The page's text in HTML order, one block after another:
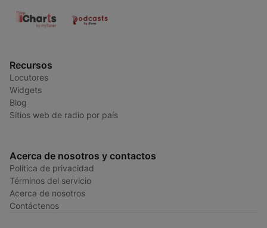
Recursos
Locutores
Widgets
Blog
Sitios web de radio por país
Acerca de nosotros y contactos
Política de privacidad
Términos del servicio
Acerca de nosotros
Contáctenos